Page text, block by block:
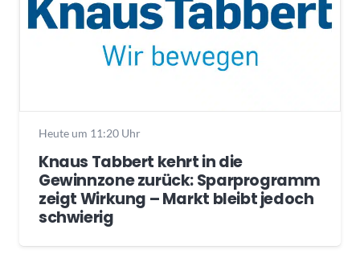
Heute um 11:20 Uhr
Knaus Tabbert kehrt in die
Gewinnzone zurück: Sparprogramm
zeigt Wirkung – Markt bleibt jedoch
schwierig